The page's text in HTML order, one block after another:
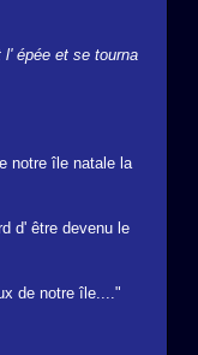
épée et se tourna
notre île natale la
d' être devenu le
de notre île...."